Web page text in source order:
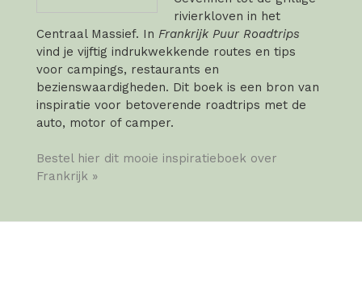
rivierkloven in het
Centraal Massief. In Frankrijk Puur Roadtrips
vind je vijftig indrukwekkende routes en tips
voor campings, restaurants en
bezienswaardigheden. Dit boek is een bron van
inspiratie voor betoverende roadtrips met de
auto, motor of camper.
Bestel hier dit mooie inspiratieboek over
Frankrijk »